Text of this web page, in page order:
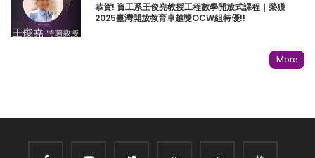
恭賀! 資工系王俊堯教授工程數學開放式課程｜榮獲
2025臺灣開放教育卓越獎OCW組特優!!
More